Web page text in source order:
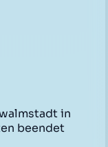
in
beendet